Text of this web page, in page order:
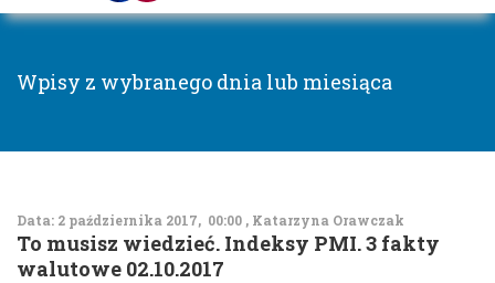
Wpisy z wybranego dnia lub miesiąca
Data: 2 października 2017, 00:00 , Katarzyna Orawczak
To musisz wiedzieć. Indeksy PMI. 3 fakty
walutowe 02.10.2017